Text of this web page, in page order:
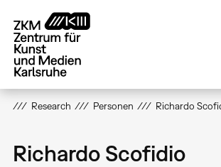
zum
Inhalt
Research Personen Richardo
Richardo Scofidio